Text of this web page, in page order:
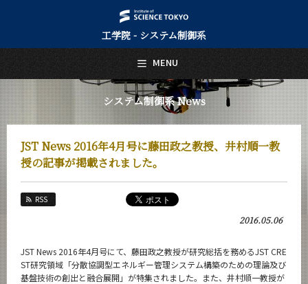
工学院 - システム制御系
システム制御系 News
JST News 2016年4月号に藤田政之教授、井村順一教
授の記事が掲載されました。
RSS
2016.05.06
JST News 2016年4月号にて、藤田政之教授が研究総括を務めるJST CRE
ST研究領域「分散協調型エネルギー管理システム構築のための理論及び
基盤技術の創出と融合展開」が特集されました。また、井村順一教授が
MENU
日本語 English
トップページ
Top Page
システム制御系について
About Us
教育
Education
教員・研究室
Faculty and Laboratories
入学案内
Admissions